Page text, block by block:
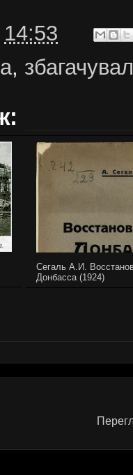
14:53
,
Сегаль А.И.
Донбасса (1924)